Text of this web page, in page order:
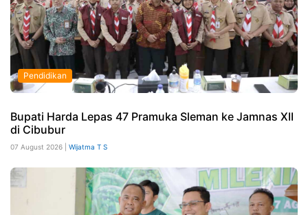
Pendidikan
Bupati Harda Lepas 47 Pramuka Sleman ke Jamnas XII
di Cibubur
07 August 2026 | Wijatma T S